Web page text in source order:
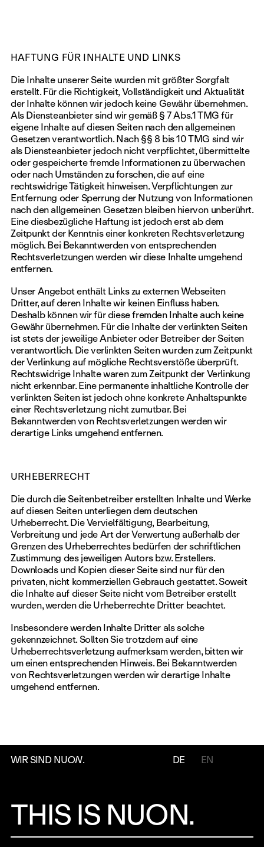
HAFTUNG FÜR INHALTE UND LINKS
Die Inhalte unserer Seite wurden mit größter Sorgfalt
erstellt. Für die Richtigkeit, Vollständigkeit und Aktualität
der Inhalte können wir jedoch keine Gewähr übernehmen.
Als Diensteanbieter sind wir gemäß § 7 Abs.1 TMG für
eigene Inhalte auf diesen Seiten nach den allgemeinen
Gesetzen verantwortlich. Nach §§ 8 bis 10 TMG sind wir
als Diensteanbieter jedoch nicht verpflichtet, übermittelte
oder gespeicherte fremde Informationen zu überwachen
oder nach Umständen zu forschen, die auf eine
rechtswidrige Tätigkeit hinweisen. Verpflichtungen zur
Entfernung oder Sperrung der Nutzung von Informationen
nach den allgemeinen Gesetzen bleiben hiervon unberührt.
Eine diesbezügliche Haftung ist jedoch erst ab dem
Zeitpunkt der Kenntnis einer konkreten Rechtsverletzung
möglich. Bei Bekanntwerden von entsprechenden
Rechtsverletzungen werden wir diese Inhalte umgehend
entfernen.
Unser Angebot enthält Links zu externen Webseiten
Dritter, auf deren Inhalte wir keinen Einfluss haben.
Deshalb können wir für diese fremden Inhalte auch keine
Gewähr übernehmen. Für die Inhalte der verlinkten Seiten
ist stets der jeweilige Anbieter oder Betreiber der Seiten
verantwortlich. Die verlinkten Seiten wurden zum Zeitpunkt
der Verlinkung auf mögliche Rechtsverstöße überprüft.
Rechtswidrige Inhalte waren zum Zeitpunkt der Verlinkung
nicht erkennbar. Eine permanente inhaltliche Kontrolle der
verlinkten Seiten ist jedoch ohne konkrete Anhaltspunkte
einer Rechtsverletzung nicht zumutbar. Bei
Bekanntwerden von Rechtsverletzungen werden wir
derartige Links umgehend entfernen.
URHEBERRECHT
Die durch die Seitenbetreiber erstellten Inhalte und Werke
auf diesen Seiten unterliegen dem deutschen
Urheberrecht. Die Vervielfältigung, Bearbeitung,
Verbreitung und jede Art der Verwertung außerhalb der
Grenzen des Urheberrechtes bedürfen der schriftlichen
Zustimmung des jeweiligen Autors bzw. Erstellers.
Downloads und Kopien dieser Seite sind nur für den
privaten, nicht kommerziellen Gebrauch gestattet. Soweit
die Inhalte auf dieser Seite nicht vom Betreiber erstellt
wurden, werden die Urheberrechte Dritter beachtet.
Insbesondere werden Inhalte Dritter als solche
gekennzeichnet. Sollten Sie trotzdem auf eine
Urheberrechtsverletzung aufmerksam werden, bitten wir
um einen entsprechenden Hinweis. Bei Bekanntwerden
von Rechtsverletzungen werden wir derartige Inhalte
umgehend entfernen.
WIR SIND NUON. DE EN
THIS IS NUON.